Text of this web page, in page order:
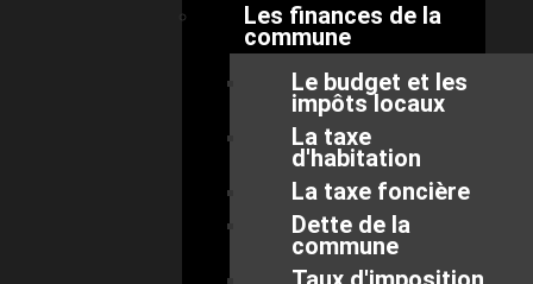
Les finances de la
commune
Le budget et les
impôts locaux
La taxe
d'habitation
La taxe foncière
Dette de la
commune